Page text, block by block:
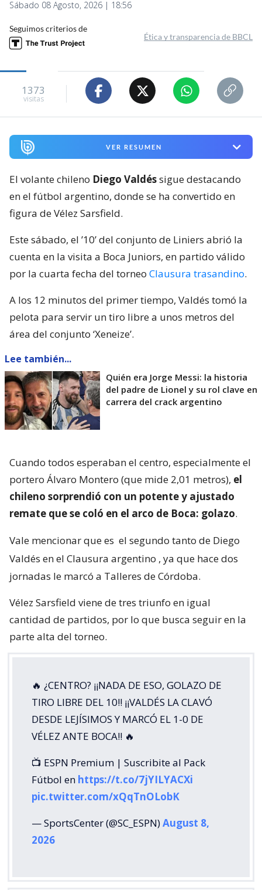
Sábado 08 Agosto, 2026 | 18:56
Seguimos criterios de
Ética y transparencia de BBCL
1373
visitas
VER RESUMEN
El volante chileno Diego Valdéssigue destacando
en el fútbol argentino, donde se ha convertido en
figura de Vélez Sarsfield.
Este sábado, el ’10’ del conjunto de Liniers abrió la
cuenta en la visita a Boca Juniors, en partido válido
por la cuarta fecha del torneo Clausura trasandino.
A los 12 minutos del primer tiempo, Valdés tomó la
pelota para servir un tiro libre a unos metros del
área del conjunto ‘Xeneize’.
Lee también...
Quién era Jorge Messi: la historia
del padre de Lionel y su rol clave en
carrera del crack argentino
Cuando todos esperaban el centro, especialmente el
portero Álvaro Montero (que mide 2,01 metros), el
chileno sorprendió con un potente y ajustado
remate que se coló en el arco de Boca: golazo.
Vale mencionar que es el segundo tanto de Diego
Valdés en el Clausura argentino , ya que hace dos
jornadas le marcó a Talleres de Córdoba.
Vélez Sarsfield viene de tres triunfo en igual
cantidad de partidos, por lo que busca seguir en la
parte alta del torneo.
🔥 ¿CENTRO? ¡¡NADA DE ESO, GOLAZO DE
TIRO LIBRE DEL 10!! ¡¡VALDÉS LA CLAVÓ
DESDE LEJÍSIMOS Y MARCÓ EL 1-0 DE
VÉLEZ ANTE BOCA!! 🔥
📺 ESPN Premium | Suscribite al Pack
Fútbol en https://t.co/7jYILYACXi
pic.twitter.com/xQqTnOLobK
— SportsCenter (@SC_ESPN)August 8,
2026